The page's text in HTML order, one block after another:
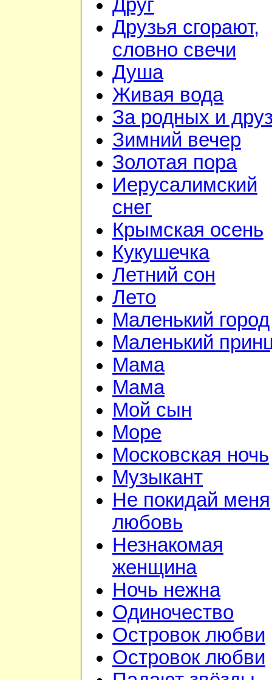
Друг
Друзья сгорают,
словно свечи
Душа
Живая вода
За родных и
Зимний вечер
Золотая пора
Иерусалимский
снег
Крымская осень
Кукушечка
Летний сон
Лето
Маленький город
Маленький
Мама
Мама
Мой сын
Море
Московская ночь
Музыкант
Не покидай
любовь
Незнакомая
женщина
Ночь нежна
Одиночество
Островок любви
Островок любви